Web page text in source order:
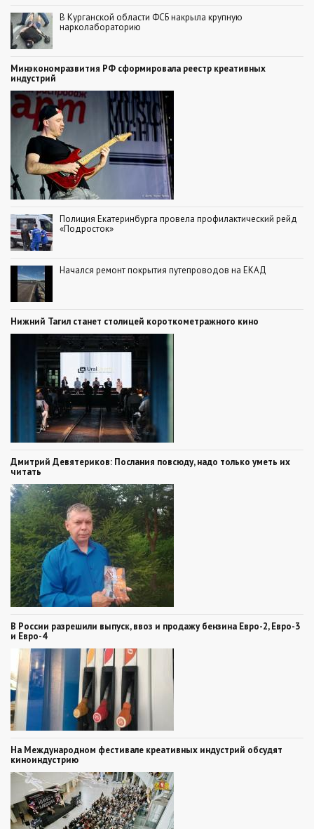
В Курганской области ФСБ накрыла крупную
нарколабораторию
Минэкономразвития РФ сформировала реестр креативных
индустрий
Полиция Екатеринбурга провела профилактический рейд
«Подросток»
Начался ремонт покрытия путепроводов на ЕКАД
Нижний Тагил станет столицей короткометражного кино
Дмитрий Девятериков: Послания повсюду, надо только уметь их
читать
В России разрешили выпуск, ввоз и продажу бензина Евро-2, Евро-3
и Евро-4
На Международном фестивале креативных индустрий обсудят
киноиндустрию